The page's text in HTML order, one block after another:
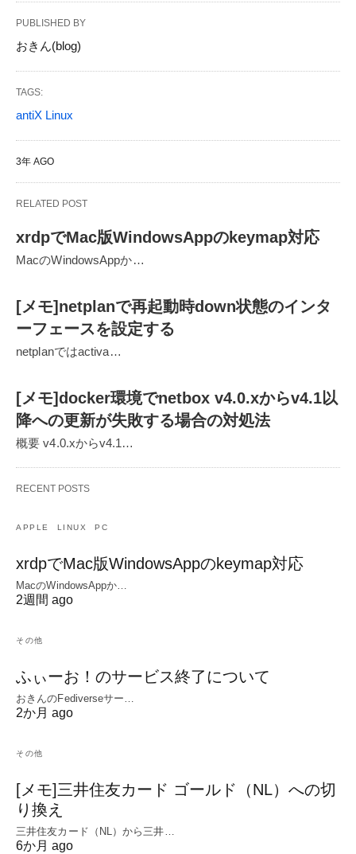
PUBLISHED BY
おきん(blog)
TAGS:
antiX Linux
3年 AGO
RELATED POST
xrdpでMac版WindowsAppのkeymap対応
MacのWindowsAppか…
[メモ]netplanで再起動時down状態のインタ
ーフェースを設定する
netplanではactiva…
[メモ]docker環境でnetbox v4.0.xからv4.1以
降への更新が失敗する場合の対処法
概要 v4.0.xからv4.1…
RECENT POSTS
APPLE LINUX PC
xrdpでMac版WindowsAppのkeymap対応
MacのWindowsAppか…
2週間 ago
その他
ふぃーお！のサービス終了について
おきんのFediverseサー…
2か月 ago
その他
[メモ]三井住友カード ゴールド（NL）への切
り換え
三井住友カード（NL）から三井…
6か月 ago